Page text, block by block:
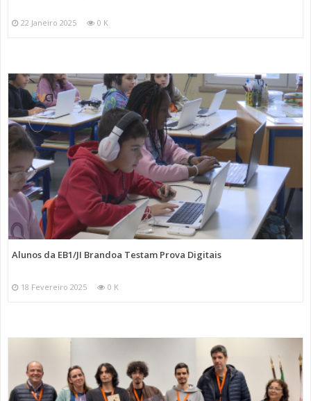
22 Janeiro 2025 0 K
Alunos da EB1/JI Brandoa Testam Prova Digitais
18 Fevereiro 2025 0 K